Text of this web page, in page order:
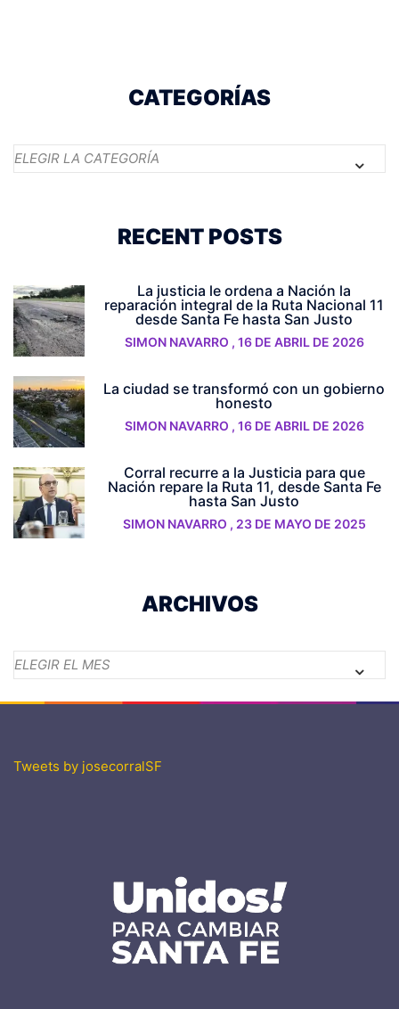
CATEGORÍAS
Categorías
RECENT POSTS
La justicia le ordena a Nación la
reparación integral de la Ruta Nacional 11
desde Santa Fe hasta San Justo
SIMON NAVARRO , 16 DE ABRIL DE 2026
La ciudad se transformó con un gobierno
honesto
SIMON NAVARRO , 16 DE ABRIL DE 2026
Corral recurre a la Justicia para que
Nación repare la Ruta 11, desde Santa Fe
hasta San Justo
SIMON NAVARRO , 23 DE MAYO DE 2025
ARCHIVOS
Archivos
Tweets by josecorralSF